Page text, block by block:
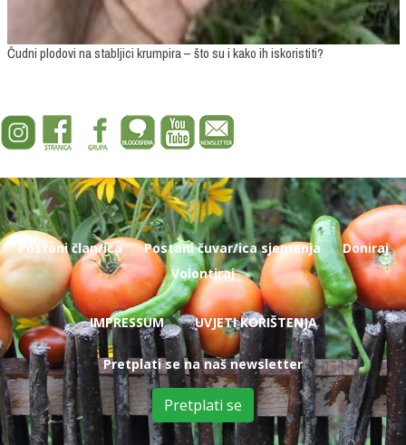
Čudni plodovi na stabljici krumpira – što su i kako ih iskoristiti?
Postani član/ica Postani čuvar/ica sjemenja
Doniraj
Volontiraj
IMPRESSUM UVJETI KORIŠTENJA
Pretplati se na naš newsletter
Pretplati se